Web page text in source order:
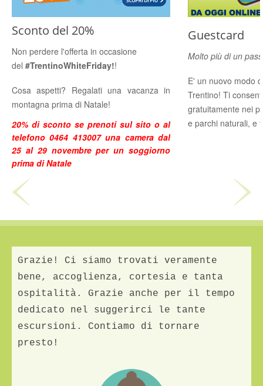
Sconto del 20%
Non perdere l'offerta in occasione
del #TrentinoWhiteFriday!!
Cosa aspetti? Regalati una vacanza in
montagna prima di Natale!
20% di sconto se prenoti sul sito o al
telefono 0464 413007 una camera dal
25 al 29 novembre per un soggiorno
prima di Natale
Guestcard
Molto più di un
E' un nuovo modo
Trentino! Ti
gratuitamente nei
e parchi naturali, e
Grazie! Ci siamo trovati veramente
bene, accoglienza, cortesia e tanta
ospitalità. Grazie anche per il tempo
dedicato nel suggerirci le tante
escursioni. Contiamo di tornare
presto!